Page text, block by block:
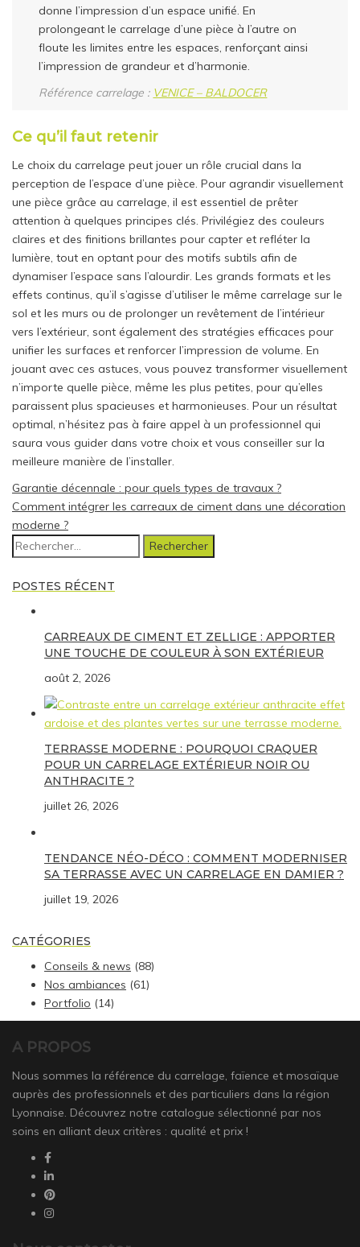
donne l’impression d’un espace unifié. En
prolongeant le carrelage d’une pièce à l’autre on
floute les limites entre les espaces, renforçant ainsi
l’impression de grandeur et d’harmonie.
Référence carrelage : VENICE – BALDOCER
Ce qu’il faut retenir
Le choix du carrelage peut jouer un rôle crucial dans la
perception de l’espace d’une pièce. Pour agrandir visuellement
une pièce grâce au carrelage, il est essentiel de prêter
attention à quelques principes clés. Privilégiez des couleurs
claires et des finitions brillantes pour capter et refléter la
lumière, tout en optant pour des motifs subtils afin de
dynamiser l’espace sans l’alourdir. Les grands formats et les
effets continus, qu’il s’agisse d’utiliser le même carrelage sur le
sol et les murs ou de prolonger un revêtement de l’intérieur
vers l’extérieur, sont également des stratégies efficaces pour
unifier les surfaces et renforcer l’impression de volume. En
jouant avec ces astuces, vous pouvez transformer visuellement
n’importe quelle pièce, même les plus petites, pour qu’elles
paraissent plus spacieuses et harmonieuses. Pour un résultat
optimal, n’hésitez pas à faire appel à un professionnel qui
saura vous guider dans votre choix et vous conseiller sur la
meilleure manière de l’installer.
Post
navigation
Garantie décennale : pour quels types de travaux ?
Comment intégrer les carreaux de ciment dans une décoration
moderne ?
Rechercher :
POSTES RÉCENT
CARREAUX DE CIMENT ET ZELLIGE : APPORTER
UNE TOUCHE DE COULEUR À SON EXTÉRIEUR
août 2, 2026
TERRASSE MODERNE : POURQUOI CRAQUER
POUR UN CARRELAGE EXTÉRIEUR NOIR OU
ANTHRACITE ?
juillet 26, 2026
TENDANCE NÉO-DÉCO : COMMENT MODERNISER
SA TERRASSE AVEC UN CARRELAGE EN DAMIER ?
juillet 19, 2026
CATÉGORIES
Conseils & news (88)
Nos ambiances (61)
Portfolio (14)
A PROPOS
Nous sommes la référence du carrelage, faïence et mosaïque
auprès des professionnels et des particuliers dans la région
Lyonnaise. Découvrez notre catalogue sélectionné par nos
soins en alliant deux critères : qualité et prix !